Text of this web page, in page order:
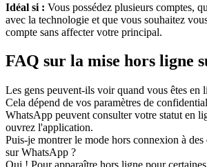
Idéal si : Vous possédez plusieurs comptes,
avec la technologie et que vous souhaitez
compte sans affecter votre principal.
FAQ sur la mise hors ligne
Les gens peuvent-ils voir quand vous êtes en
Cela dépend de vos paramètres de
WhatsApp peuvent consulter votre statut en
ouvrez l'application.
Puis-je montrer le mode hors connexion à des
sur WhatsApp ?